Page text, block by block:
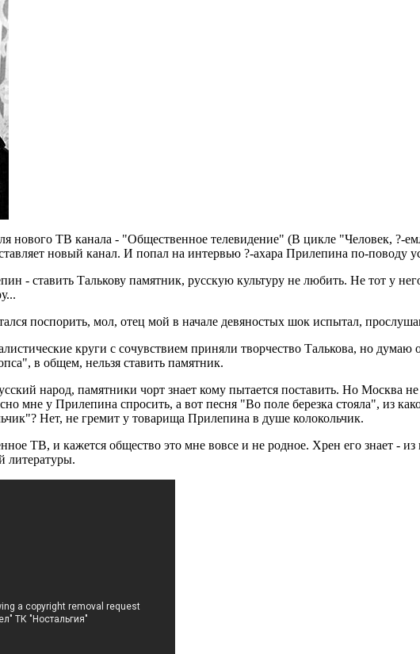
нового ТВ канала - "Общественное телевидение" (В цикле "Человек, ?-
новый канал. И попал на интервью ?-ахара Прилепина по-поводу
- ставить Талькову памятник, русскую культуру не любить. Не тот у
поспорить, мол, отец мой в начале девяностых шок испытал,
круги с сочувствием приняли творчество Талькова, но думаю
в общем, нельзя ставить памятник.
народ, памятники чорт знает кому пытается поставить. Но Москва
мне у Прилепина спросить, а вот песня "Во поле березка стояла", из
Нет, не гремит у товарища Прилепина в душе колокольчик.
ТВ, и кажется общество это мне вовсе и не родное. Хрен его знает -
литературы.